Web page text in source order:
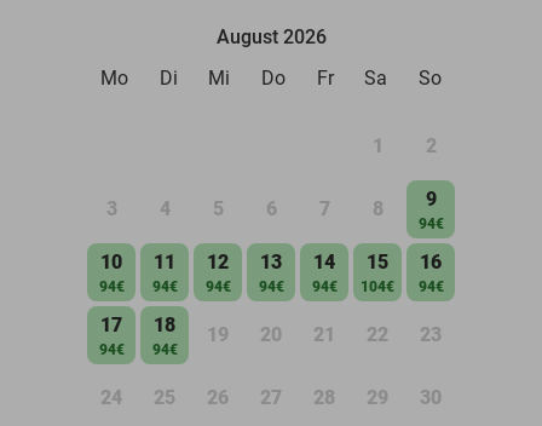
August 2026
Mo
Di Mi Do Fr Sa So
1 2
3 4 5 6 7 8 9
94€
10
94€
11
94€
12
94€
13
94€
14
94€
15
104€
16
94€
17
94€
18
94€
19 20 21 22 23
24 25 26 27 28 29 30